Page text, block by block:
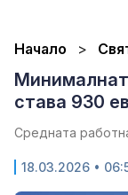
Начало
става 930
Средната
18.03.2026 •